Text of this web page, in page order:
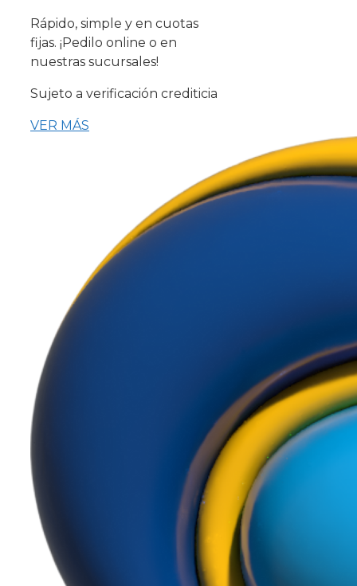
Rápido, simple y en cuotas
fijas. ¡Pedilo online o en
nuestras sucursales!
Sujeto a verificación crediticia
VER MÁS